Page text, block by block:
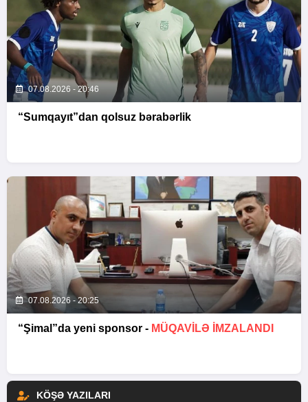
07.08.2026 - 20:46
“Sumqayıt”dan qolsuz bərabərlik
07.08.2026 - 20:25
“Şimal”da yeni sponsor - MÜQAVİLƏ İMZALANDI
KÖŞƏ YAZILARI